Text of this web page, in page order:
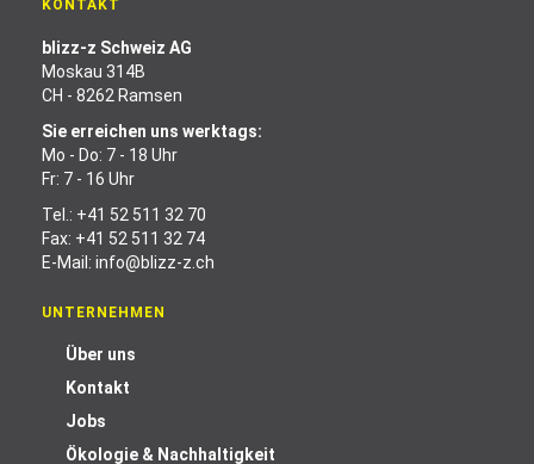
KONTAKT
blizz-z Schweiz AG
Moskau 314B
CH - 8262 Ramsen
Sie erreichen uns werktags:
Mo - Do: 7 - 18 Uhr
Fr: 7 - 16 Uhr
Tel.: +41 52 511 32 70
Fax: +41 52 511 32 74
E-Mail: info@blizz-z.ch
UNTERNEHMEN
Über uns
Kontakt
Jobs
Ökologie & Nachhaltigkeit